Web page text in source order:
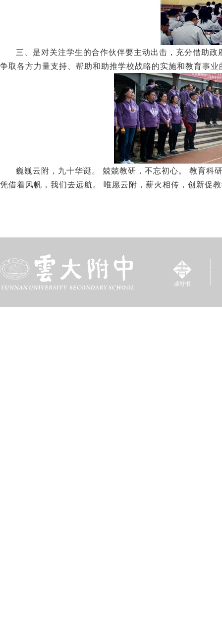
三、是对关注学生的合作伙伴要主动出击，充分借助
争取各方力量支持、帮助和助推学校战略的实施和教育事业
巍巍云附，九十华诞。 兢兢教研，不忘初心。 教育科
凭借着风帆，我们去远航。 唯愿云附，薪火相传，创新促